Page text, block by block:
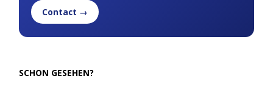
Contact →
SCHON GESEHEN?